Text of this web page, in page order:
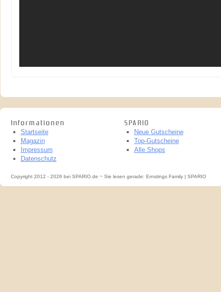
Informationen
Startseite
Magazin
Impressum
Datenschutz
SPARIO
Neue Gutscheine
Top-Gutscheine
Alle Shops
Copyright 2012 - 2026 bei SPARIO.de ~ Sie lesen gerade: Ernstings Family | SPARIO